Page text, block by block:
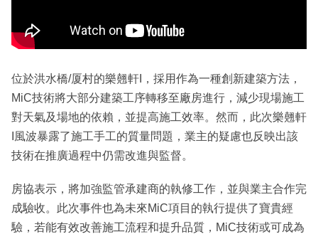
位於洪水橋/厦村的樂翹軒I，採用作為一種創新建築方法，
MiC技術將大部分建築工序轉移至廠房進行，減少現場施工
對天氣及場地的依賴，並提高施工效率。然而，此次樂翹軒
I風波暴露了施工手工的質量問題，業主的疑慮也反映出該
技術在推廣過程中仍需改進與監督。
房協表示，將加強監管承建商的執修工作，並與業主合作完
成驗收。此次事件也為未來MiC項目的執行提供了寶貴經
驗，若能有效改善施工流程和提升品質，MiC技術或可成為